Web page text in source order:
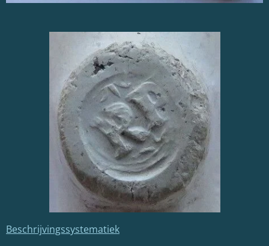
Beschrijvingssystematiek